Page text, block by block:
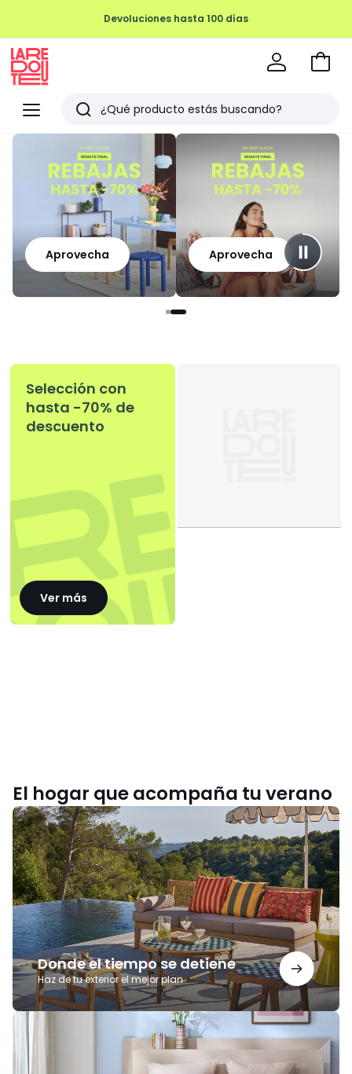
Devoluciones hasta 100 días
Menu
Redoute
Buscar
Últimos
artículos
vistos
Ir
Aprovecha Aprovecha
Selección con
hasta -70% de
descuento
Ver más
El hogar que acompaña tu verano
Donde el tiempo se detiene
Haz de tu exterior el mejor plan
Donde
el
tiempo
se
detiene
Noches
para
recordar